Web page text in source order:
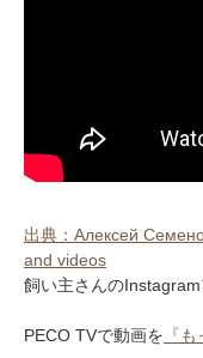
出典：Алексей
and videos
飼い主さんのInstagram
PECO TVで動画を 『